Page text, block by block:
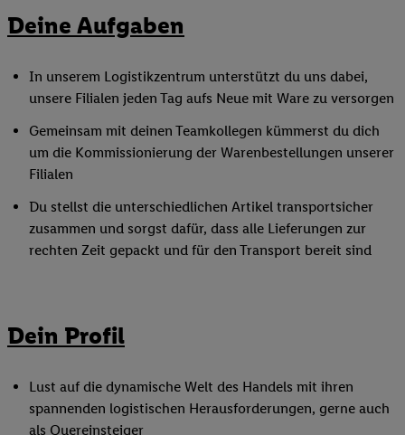
Deine Aufgaben
In unserem Logistikzentrum unterstützt du uns dabei,
unsere Filialen jeden Tag aufs Neue mit Ware zu versorgen
Gemeinsam mit deinen Teamkollegen kümmerst du dich
um die Kommissionierung der Warenbestellungen unserer
Filialen
Du stellst die unterschiedlichen Artikel transportsicher
zusammen und sorgst dafür, dass alle Lieferungen zur
rechten Zeit gepackt und für den Transport bereit sind
Dein Profil
Lust auf die dynamische Welt des Handels mit ihren
spannenden logistischen Herausforderungen, gerne auch
als Quereinsteiger